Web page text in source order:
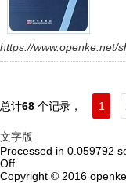
https://www.openke.net/
总计68 个记录， 1
文字版
Processed in 0.059792
Off
Copyright © 2016